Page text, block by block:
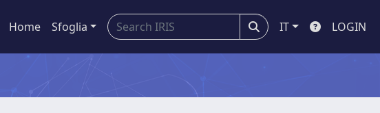
Home Sfoglia IT LOGIN